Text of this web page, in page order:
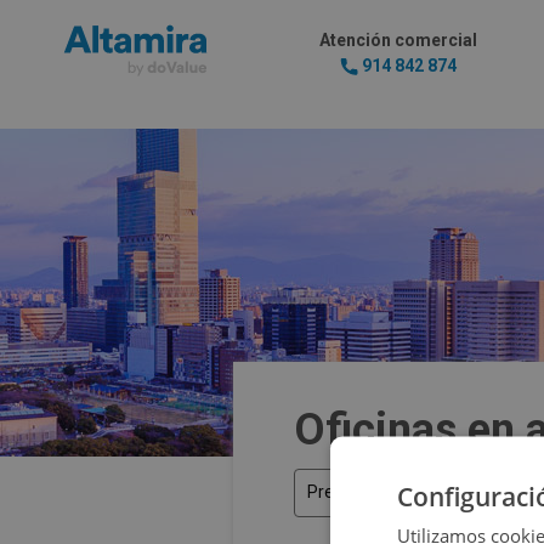
Atención comercial
914 842 874
Oficinas en
Precio
Utilizamos